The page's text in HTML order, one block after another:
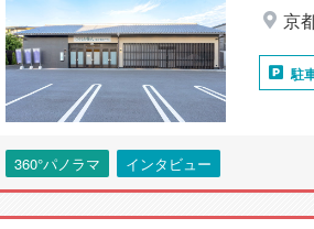
京
駐
360°パノラマ インタビュー